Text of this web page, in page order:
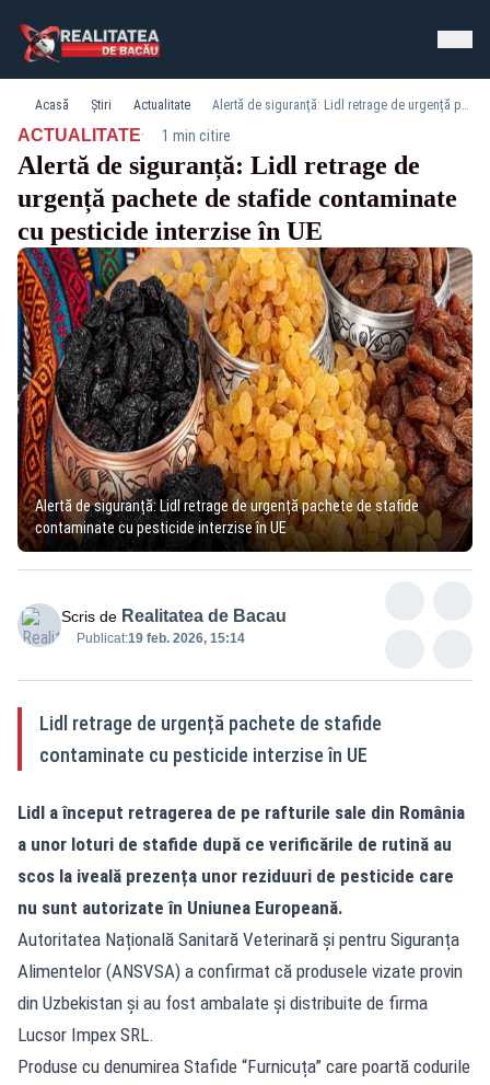
Acasă Știri Actualitate Alertă de siguranță: Lidl retrage de urgență pachete de stafide contaminate cu pesticide interzise în UE
ACTUALITATE· 1 min citire
Alertă de siguranță: Lidl retrage de
urgență pachete de stafide contaminate
cu pesticide interzise în UE
Alertă de siguranță: Lidl retrage de urgență pachete de stafide
contaminate cu pesticide interzise în UE
Scris de Realitatea de Bacau
Publicat:19 feb. 2026, 15:14
Lidl retrage de urgență pachete de stafide
contaminate cu pesticide interzise în UE
Lidl a început retragerea de pe rafturile sale din România
a unor loturi de stafide după ce verificările de rutină au
scos la iveală prezența unor reziduuri de pesticide care
nu sunt autorizate în Uniunea Europeană.
Autoritatea Națională Sanitară Veterinară și pentru Siguranța
Alimentelor (ANSVSA) a confirmat că produsele vizate provin
din Uzbekistan și au fost ambalate și distribuite de firma
Lucsor Impex SRL.
Produse cu denumirea Stafide “Furnicuța” care poartă codurile